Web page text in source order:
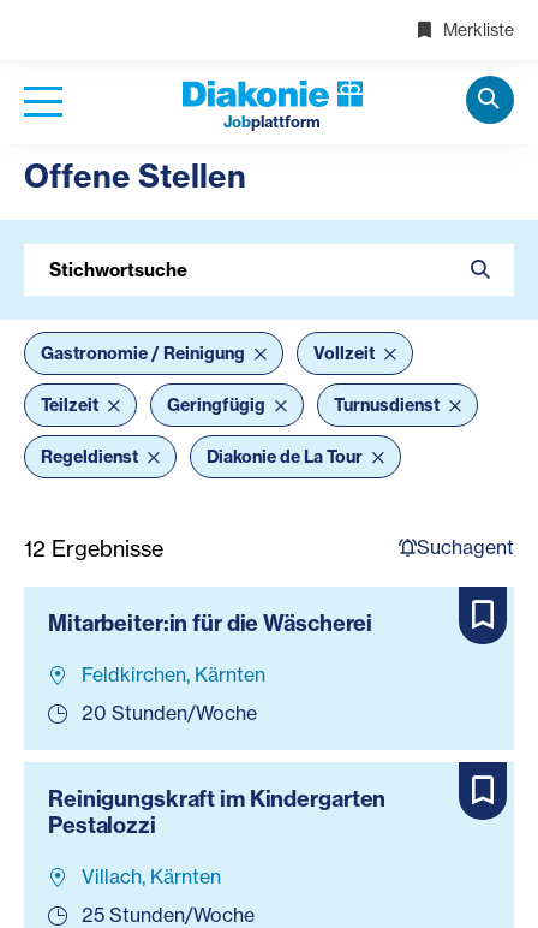
Merkliste
Jobplattform
Offene Stellen
Gastronomie / Reinigung Vollzeit
Teilzeit Geringfügig Turnusdienst
Regeldienst Diakonie de La Tour
12 Ergebnisse Suchagent
Mitarbeiter:in für die Wäscherei
Feldkirchen, Kärnten
20 Stunden/Woche
Reinigungskraft im Kindergarten
Pestalozzi
Villach, Kärnten
25 Stunden/Woche